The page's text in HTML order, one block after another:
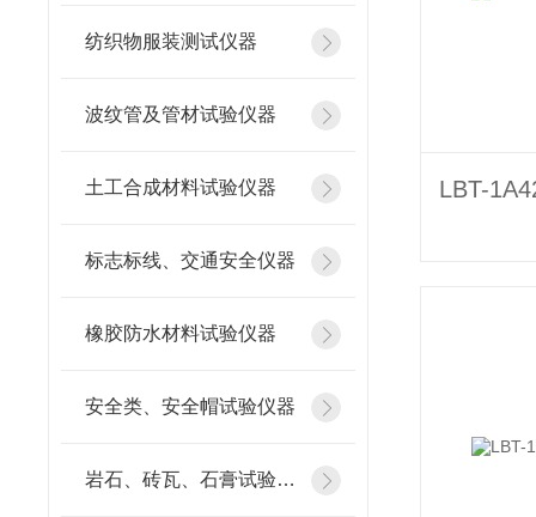
纺织物服装测试仪器
波纹管及管材试验仪器
土工合成材料试验仪器
标志标线、交通安全仪器
橡胶防水材料试验仪器
安全类、安全帽试验仪器
岩石、砖瓦、石膏试验仪器